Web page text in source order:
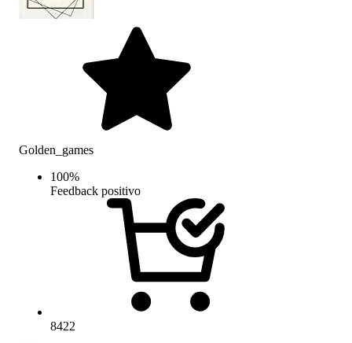
Golden_games
100%
Feedback positivo
8422